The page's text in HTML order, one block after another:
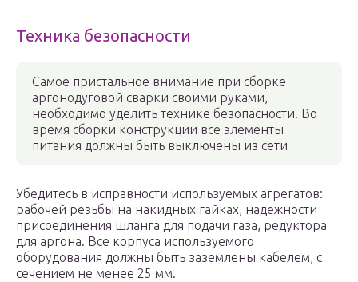
Техника безопасности
Самое пристальное внимание при сборке
аргонодуговой сварки своими руками,
необходимо уделить технике безопасности. Во
время сборки конструкции все элементы
питания должны быть выключены из сети
Убедитесь в исправности используемых агрегатов:
рабочей резьбы на накидных гайках, надежности
присоединения шланга для подачи газа, редуктора
для аргона. Все корпуса используемого
оборудования должны быть заземлены кабелем, с
сечением не менее 25 мм.